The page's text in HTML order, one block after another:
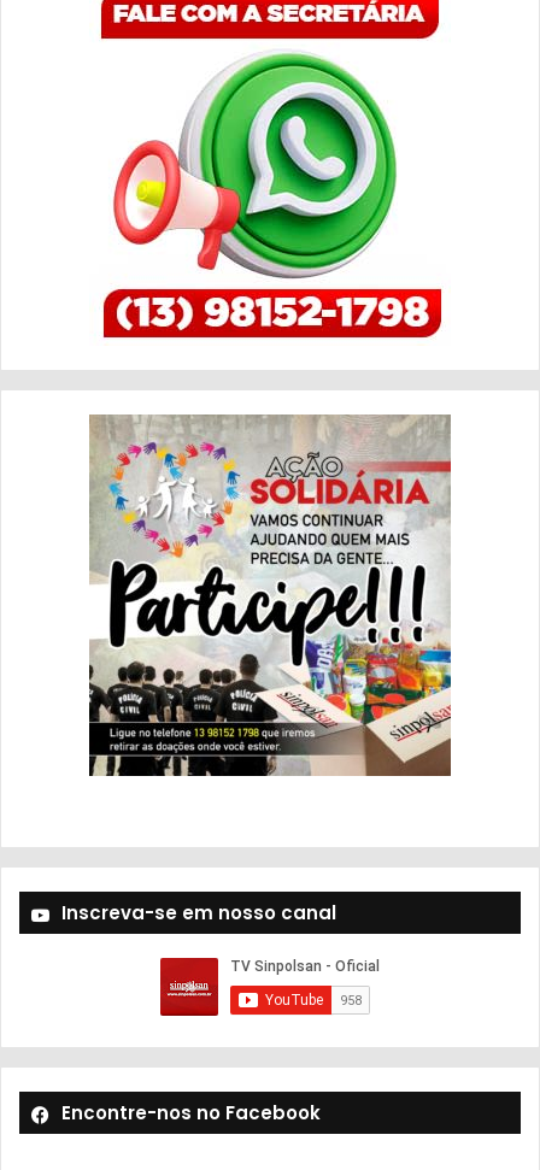
Inscreva-se em nosso canal
Encontre-nos no Facebook